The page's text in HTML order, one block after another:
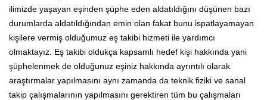
ilimizde yaşayan eşinden şüphe eden aldatıldığını düşünen bazı
durumlarda aldatıldığından emin olan fakat bunu ispatlayamayan
kişilere vermiş olduğumuz eş takibi hizmeti ile yardımcı
olmaktayız. Eş takibi oldukça kapsamlı hedef kişi hakkında yani
şüphelenmek de olduğunuz eşiniz hakkında ayrıntılı olarak
araştırmalar yapılmasını aynı zamanda da teknik fiziki ve sanal
takip çalışmalarının yapılmasını gerektiren tüm bu çalışmaları